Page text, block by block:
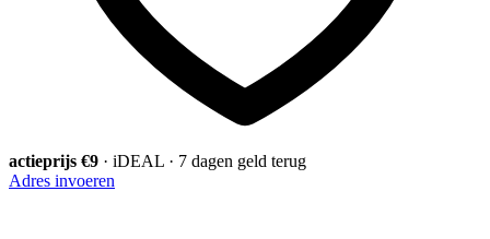
actieprijs €9 · iDEAL · 7 dagen geld terug
Adres invoeren